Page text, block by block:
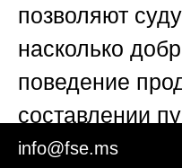
позволяют
насколько
поведение
составлении
были
info@fse.ms